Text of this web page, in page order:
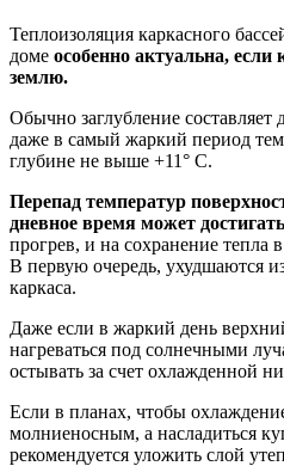
Теплоизоляция каркасного
доме особенно актуальна, если
землю.
Обычно заглубление
даже в самый жаркий период
глубине не выше +11° С.
Перепад температур
дневное время может
прогрев, и на сохранение тепла
В первую очередь, ухудшаются
каркаса.
Даже если в жаркий день
нагреваться под солнечными
остывать за счет охлажденной
Если в планах, чтобы
молниеносным, а насладиться
рекомендуется уложить слой